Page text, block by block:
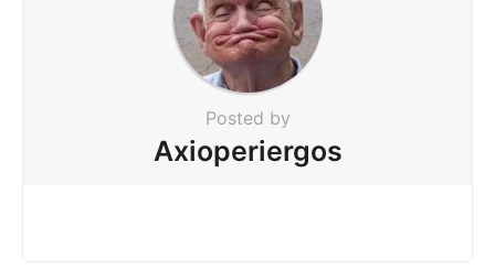
Posted by
Axioperiergos